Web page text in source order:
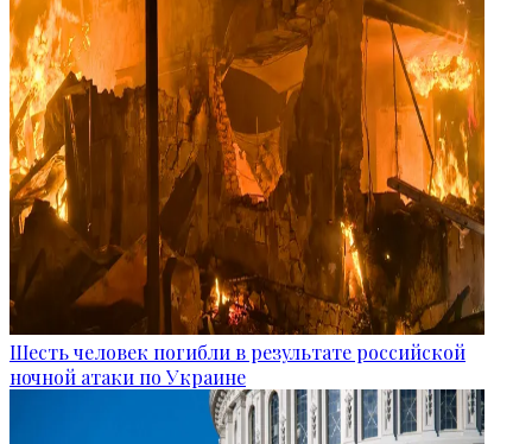
Шесть человек погибли в результате российской
ночной атаки по Украине